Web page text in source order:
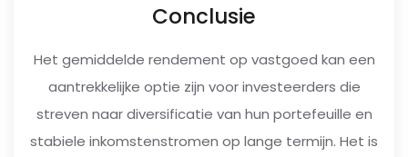
Conclusie
Het gemiddelde rendement op vastgoed kan een
aantrekkelijke optie zijn voor investeerders die
streven naar diversificatie van hun portefeuille en
stabiele inkomstenstromen op lange termijn. Het is